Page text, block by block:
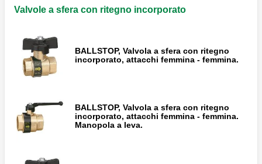
Valvole a sfera con ritegno incorporato
BALLSTOP, Valvola a sfera con ritegno
incorporato, attacchi femmina - femmina.
BALLSTOP, Valvola a sfera con ritegno
incorporato, attacchi femmina - femmina.
Manopola a leva.